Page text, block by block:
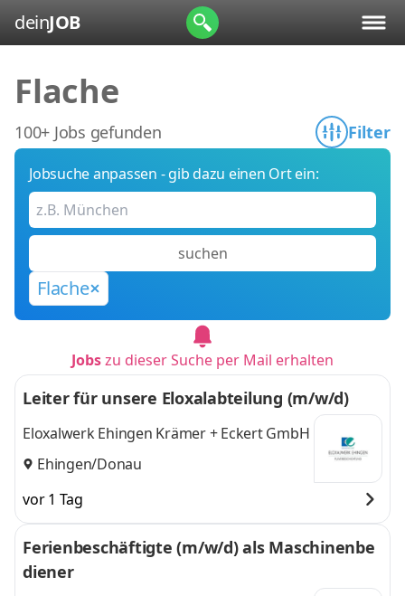
deinJOB
Flache
100+ Jobs gefunden Filter
Jobsuche anpassen - gib dazu einen Ort ein:
suchen
Flache
Jobszu dieser Suche per Mail erhalten
Leiter für unsere Eloxalabteilung (m/w/d)
Eloxalwerk Ehingen Krämer + Eckert GmbH
Ehingen/Donau
vor 1 Tag
Ferienbeschäftigte (m/w/d) als Maschinenbe
diener